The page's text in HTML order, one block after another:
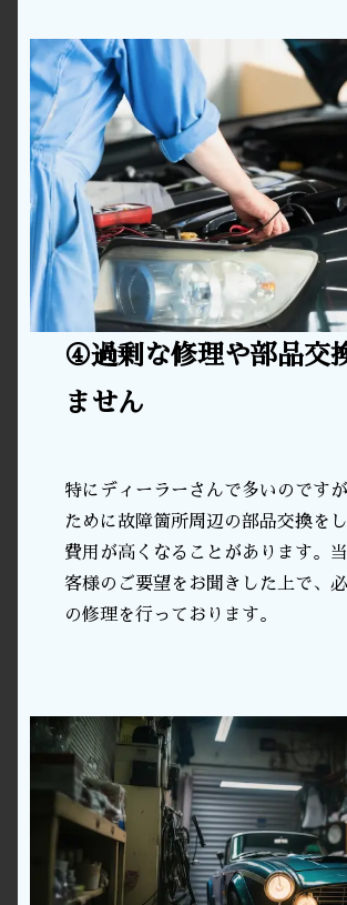
④過剰な修理や部品交
ません
特にディーラーさんで多いのです
ために故障箇所周辺の部品交換を
費用が高くなることがあります。
客様のご要望をお聞きした上で、
の修理を行っております。